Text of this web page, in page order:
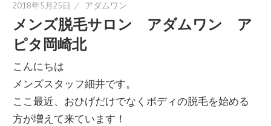
2018年5月25日 アダムワン
メンズ脱毛サロン アダムワン ア
ピタ岡崎北
こんにちは
メンズスタッフ細井です。
ここ最近、おひげだけでなくボディの脱毛を始める
方が増えて来ています！